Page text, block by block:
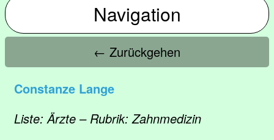
Navigation
← Zurückgehen
Constanze Lange
Liste: Ärzte – Rubrik: Zahnmedizin